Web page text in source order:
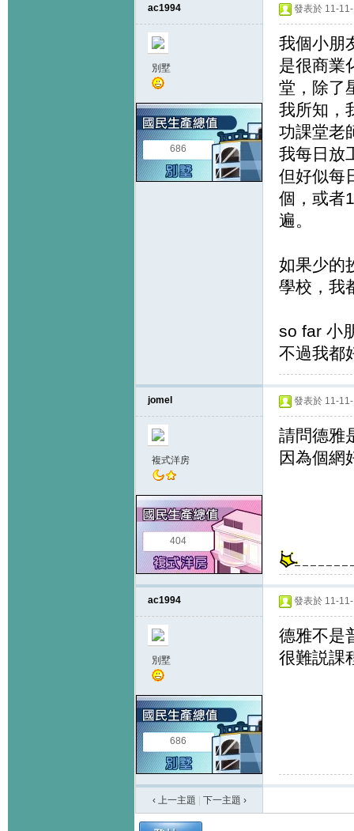
ac1994
別墅
686
發表於 11-
我個小朋
是很商業
堂，除了
我所知，
功課堂老
我每日放
但好似每
個，或者
遍。
如果少的
學校，我
so far 小
不過我都
jomel
複式洋房
404
發表於 11-
請問德雅
因為個網
ac1994
別墅
686
發表於 11-
德雅不是
很難説課
‹ 上一主題 下一主題 ›